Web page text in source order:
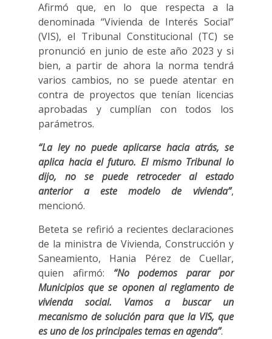
Afirmó que, en lo que respecta a la
denominada “Vivienda de Interés Social”
(VIS), el Tribunal Constitucional (TC) se
pronunció en junio de este año 2023 y si
bien, a partir de ahora la norma tendrá
varios cambios, no se puede atentar en
contra de proyectos que tenían licencias
aprobadas y cumplían con todos los
parámetros.
“La ley no puede aplicarse hacia atrás, se
aplica hacia el futuro. El mismo Tribunal lo
dijo, no se puede retroceder al estado
anterior a este modelo de vivienda”,
mencionó.
Beteta se refirió a recientes declaraciones
de la ministra de Vivienda, Construcción y
Saneamiento, Hania Pérez de Cuellar,
quien afirmó: “No podemos parar por
Municipios que se oponen al reglamento de
vivienda social. Vamos a buscar un
mecanismo de solución para que la VIS, que
es uno de los principales temas en agenda”.